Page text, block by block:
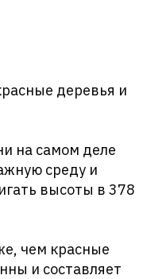
деревья и
на самом деле
среду и
высоты в 378
чем красные
и составляет